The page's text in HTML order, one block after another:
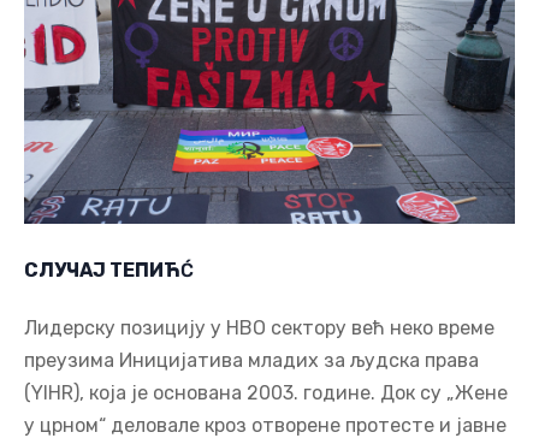
СЛУЧАЈ ТЕПИЋĆ
Лидерску позицију у НВО сектору већ неко време
преузима Иницијатива младих за људска права
(YIHR), која је основана 2003. године. Док су „Жене
у црном“ деловале кроз отворене протесте и јавне